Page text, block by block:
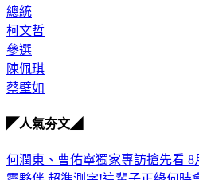
總統
柯文哲
參選
陳佩琪
蔡壁如
◤人氣夯文◢
何潤東、曹佑寧獨家專訪搶先看 8